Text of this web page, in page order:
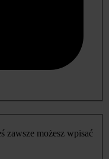
zawsze możesz wpisać